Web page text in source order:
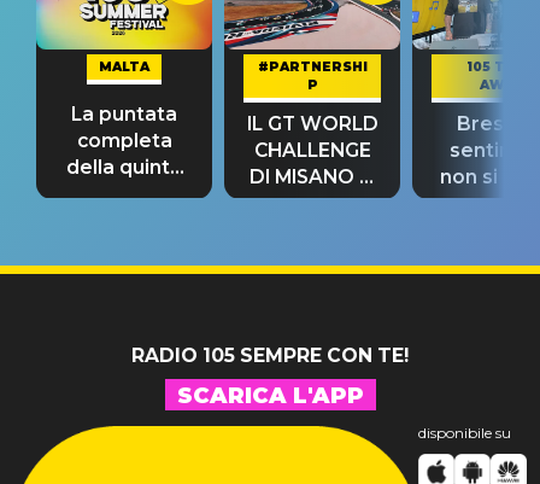
MALTA
La puntata
completa
della quinta
tappa
#PARTNERSHI
P
IL GT WORLD
CHALLENGE
DI MISANO si
riconferma
105 TAKE
AWAY
Bresh:
non si
fino alla
RADIO 105 SEMPRE CON TE!
SCARICA L'APP
disponibile su